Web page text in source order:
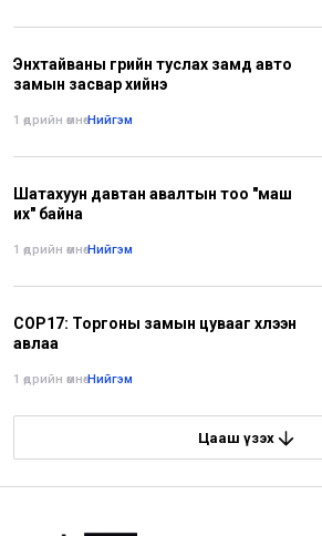
Энхтайваны гүүрийн туслах замд авто
замын засвар хийнэ
1 өдрийн өмнө•Нийгэм
Шатахуун давтан авалтын тоо "маш
их" байна
1 өдрийн өмнө•Нийгэм
COP17: Торгоны замын цувааг хүлээн
авлаа
1 өдрийн өмнө•Нийгэм
Цааш үзэх